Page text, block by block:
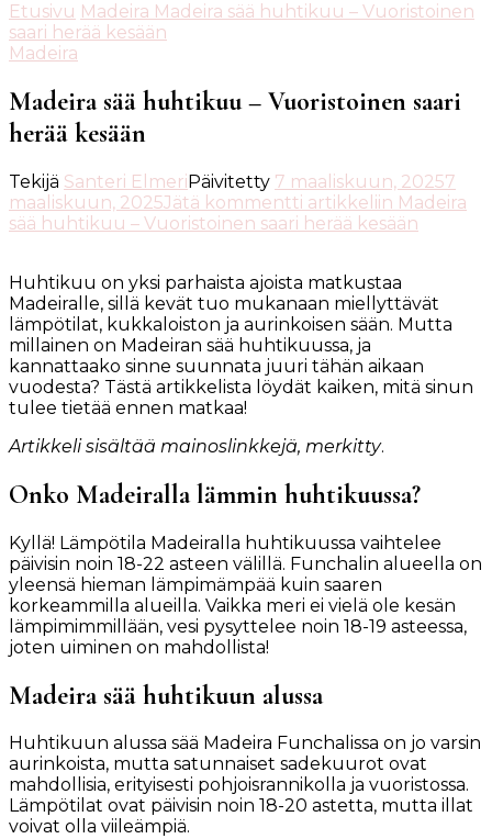
Etusivu Madeira Madeira sää huhtikuu – Vuoristoinen
saari herää kesään
Madeira
Madeira sää huhtikuu – Vuoristoinen saari
herää kesään
Tekijä Santeri ElmeriPäivitetty 7 maaliskuun, 20257
maaliskuun, 2025Jätä kommentti artikkeliin Madeira
sää huhtikuu – Vuoristoinen saari herää kesään
Huhtikuu on yksi parhaista ajoista matkustaa
Madeiralle, sillä kevät tuo mukanaan miellyttävät
lämpötilat, kukkaloiston ja aurinkoisen sään. Mutta
millainen on Madeiran sää huhtikuussa, ja
kannattaako sinne suunnata juuri tähän aikaan
vuodesta? Tästä artikkelista löydät kaiken, mitä sinun
tulee tietää ennen matkaa!
Artikkeli sisältää mainoslinkkejä, merkitty.
Onko Madeiralla lämmin huhtikuussa?
Kyllä! Lämpötila Madeiralla huhtikuussa vaihtelee
päivisin noin 18-22 asteen välillä. Funchalin alueella on
yleensä hieman lämpimämpää kuin saaren
korkeammilla alueilla. Vaikka meri ei vielä ole kesän
lämpimimmillään, vesi pysyttelee noin 18-19 asteessa,
joten uiminen on mahdollista!
Madeira sää huhtikuun alussa
Huhtikuun alussa sää Madeira Funchalissa on jo varsin
aurinkoista, mutta satunnaiset sadekuurot ovat
mahdollisia, erityisesti pohjoisrannikolla ja vuoristossa.
Lämpötilat ovat päivisin noin 18-20 astetta, mutta illat
voivat olla viileämpiä.